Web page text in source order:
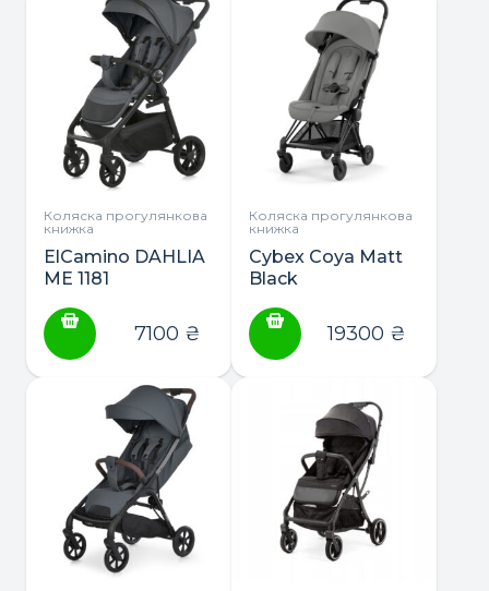
Коляска прогулянкова
книжка
ElCamino DAHLIA
ME 1181
коляска
7100 ₴
Коляска прогулянкова
книжка
Cybex Coya Matt
Black
коляска
19300 ₴